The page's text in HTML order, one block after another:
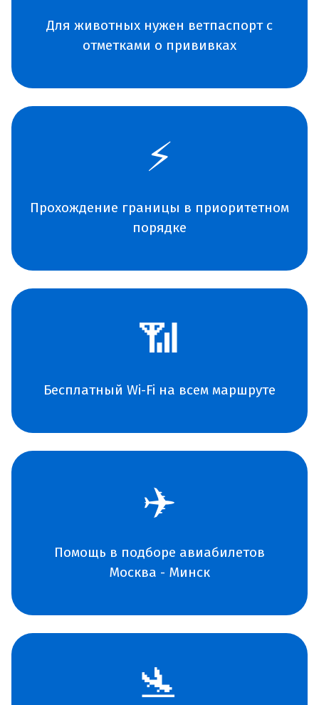
Для животных нужен ветпаспорт с
отметками о прививках
⚡
Прохождение границы в приоритетном
порядке
📶
Бесплатный Wi-Fi на всем маршруте
✈️
Помощь в подборе авиабилетов
Москва - Минск
🛬